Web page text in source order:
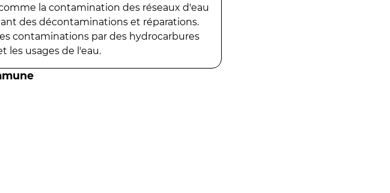
la contamination des réseaux d'eau
des décontaminations et réparations.
contaminations par des hydrocarbures
les usages de l'eau.